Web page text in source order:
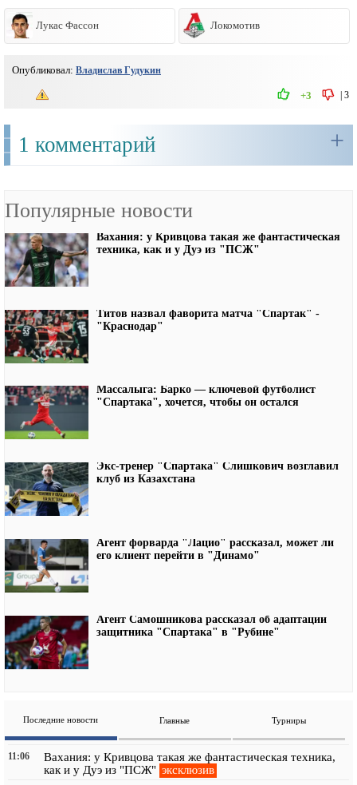
Лукас Фассон Локомотив
Опубликовал: Владислав Гудукин
| 3
+3
1 комментарий +
Популярные новости
Вахания: у Кривцова такая же фантастическая
техника, как и у Дуэ из "ПСЖ"
Титов назвал фаворита матча "Спартак" -
"Краснодар"
Массалыга: Барко — ключевой футболист
"Спартака", хочется, чтобы он остался
Экс-тренер "Спартака" Слишкович возглавил
клуб из Казахстана
Агент форварда "Лацио" рассказал, может ли
его клиент перейти в "Динамо"
Агент Самошникова рассказал об адаптации
защитника "Спартака" в "Рубине"
Последние новости Главные Турниры
11:06
Вахания: у Кривцова такая же фантастическая техника,
как и у Дуэ из "ПСЖ" эксклюзив